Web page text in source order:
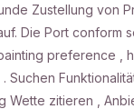
Zustellung von
Die Port conform
preference ,
Suchen
Wette zitieren ,